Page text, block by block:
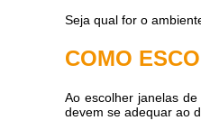
Seja qual for o
COMO
Ao escolher janelas
devem se adequar ao